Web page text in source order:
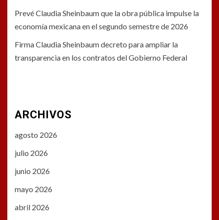
Prevé Claudia Sheinbaum que la obra pública impulse la
economía mexicana en el segundo semestre de 2026
Firma Claudia Sheinbaum decreto para ampliar la
transparencia en los contratos del Gobierno Federal
ARCHIVOS
agosto 2026
julio 2026
junio 2026
mayo 2026
abril 2026